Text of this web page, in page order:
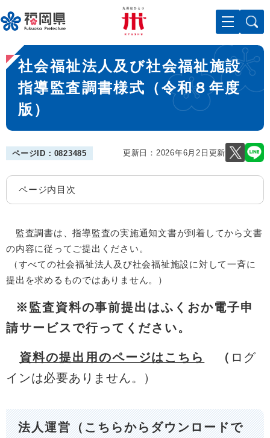
ー
ジ
先
頭
メニューを飛ばして本文へ
本
文
社会福祉法人及び社会福祉施設
指導監査調書様式（令和８年度
版）
ページID：0823485 更新日：2026年6月2日更新
ページ内目次
監査調書は、指導監査の実施通知文書が到着してから文書
の内容に従ってご提出ください。
（すべての社会福祉法人及び社会福祉施設に対して一斉に
提出を求めるものではありません。）
※監査資料の事前提出はふくおか電子申
請サービスで行ってください。
資料の提出用のページはこちら （ ログ
インは必要ありません。）
法人運営（こちらからダウンロードで